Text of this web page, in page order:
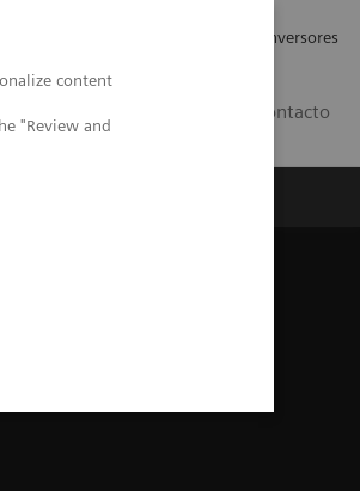
content
"Review and
Relaciones con Inversores
Contacto